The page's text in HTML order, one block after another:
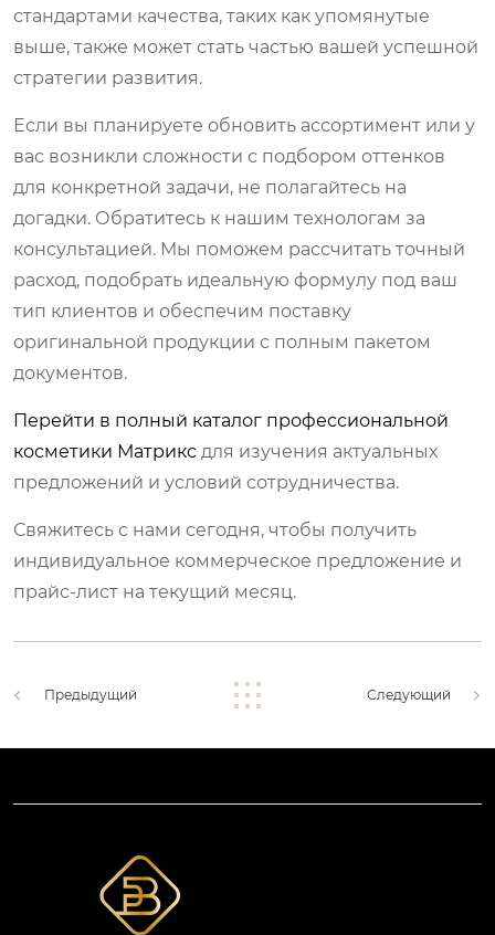
стандартами качества, таких как упомянутые
выше, также может стать частью вашей успешной
стратегии развития.
Если вы планируете обновить ассортимент или у
вас возникли сложности с подбором оттенков
для конкретной задачи, не полагайтесь на
догадки. Обратитесь к нашим технологам за
консультацией. Мы поможем рассчитать точный
расход, подобрать идеальную формулу под ваш
тип клиентов и обеспечим поставку
оригинальной продукции с полным пакетом
документов.
Перейти в полный каталог профессиональной
косметики Матрикс для изучения актуальных
предложений и условий сотрудничества.
Свяжитесь с нами сегодня, чтобы получить
индивидуальное коммерческое предложение и
прайс-лист на текущий месяц.
Предыдущий Следующий